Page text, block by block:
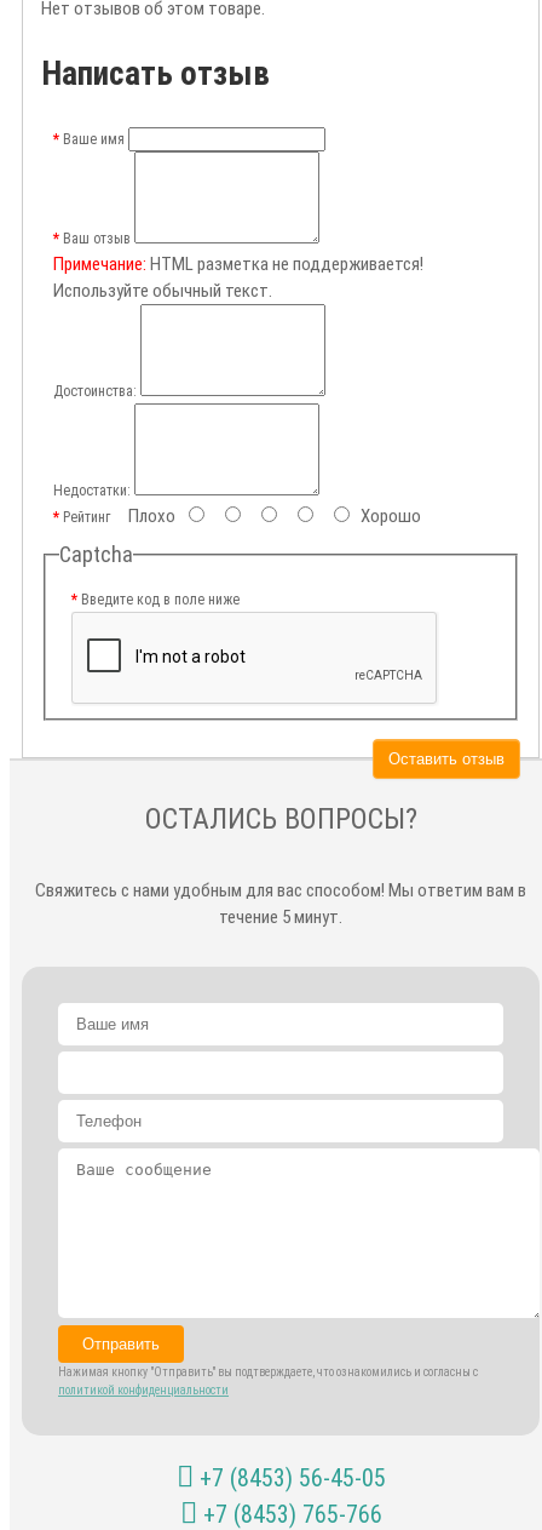
Нет отзывов об этом товаре.
Написать отзыв
Ваше имя
Ваш отзыв
Примечание: HTML разметка не поддерживается!
Используйте обычный текст.
Достоинства:
Недостатки:
РейтингПлохо Хорошо
Captcha
Введите код в поле ниже
Оставить отзыв
ОСТАЛИСЬ ВОПРОСЫ?
Свяжитесь с нами удобным для вас способом! Мы ответим вам в
течение 5 минут.
Отправить
Нажимая кнопку "Отправить" вы подтверждаете, что ознакомились и согласны с
политикой конфиденциальности
+7 (8453) 56-45-05
+7 (8453) 765-766